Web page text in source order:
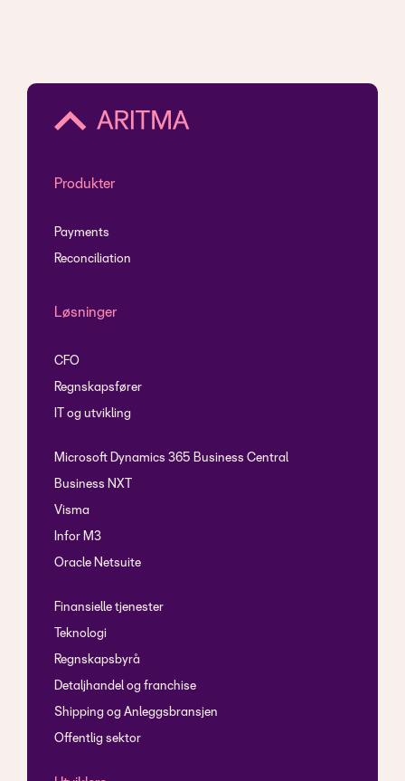
Produkter
Payments
Reconciliation
Løsninger
CFO
Regnskapsfører
IT og utvikling
Microsoft Dynamics 365 Business Central
Business NXT
Visma
Infor M3
Oracle Netsuite
Finansielle tjenester
Teknologi
Regnskapsbyrå
Detaljhandel og franchise
Shipping og Anleggsbransjen
Offentlig sektor